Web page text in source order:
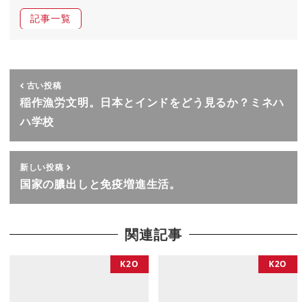
記事一覧
古い投稿
稲作漁労文明。日本とインドをどう見るか？ミネハ
ハ学校
新しい投稿
国家の膿出しと免疫増進生活。
関連記事
K2O K2O